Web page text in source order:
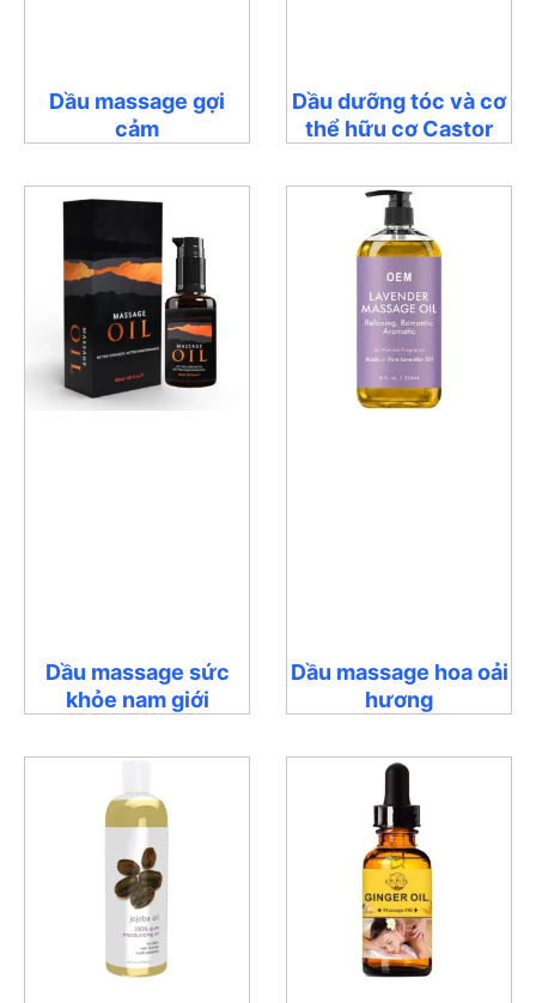
Dầu massage gợi
cảm
Dầu dưỡng tóc và cơ
thể hữu cơ Castor
Dầu massage sức
khỏe nam giới
Dầu massage hoa oải
hương